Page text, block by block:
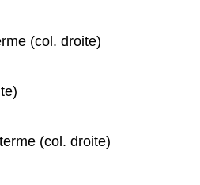
(col. droite)
(col. droite)